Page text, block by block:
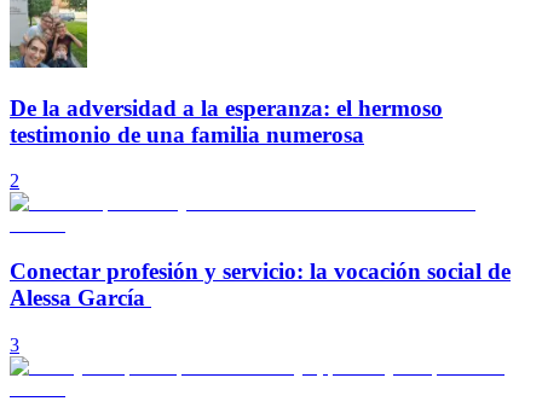
De la adversidad a la esperanza: el hermoso
testimonio de una familia numerosa
2
Conectar profesión y servicio: la vocación social de
Alessa García
3